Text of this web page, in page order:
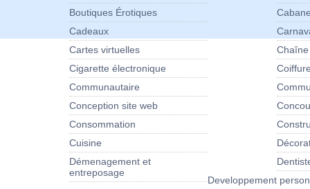
Boutiques Érotiques
Cadeaux
Cartes virtuelles
Cigarette électronique
Communautaire
Conception site web
Consommation
Cuisine
Démenagement et
entreposage
Developpement